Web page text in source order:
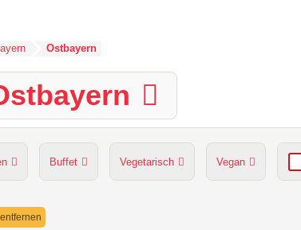
Ostbayern
Buffet Vegetarisch Vegan
im Freien